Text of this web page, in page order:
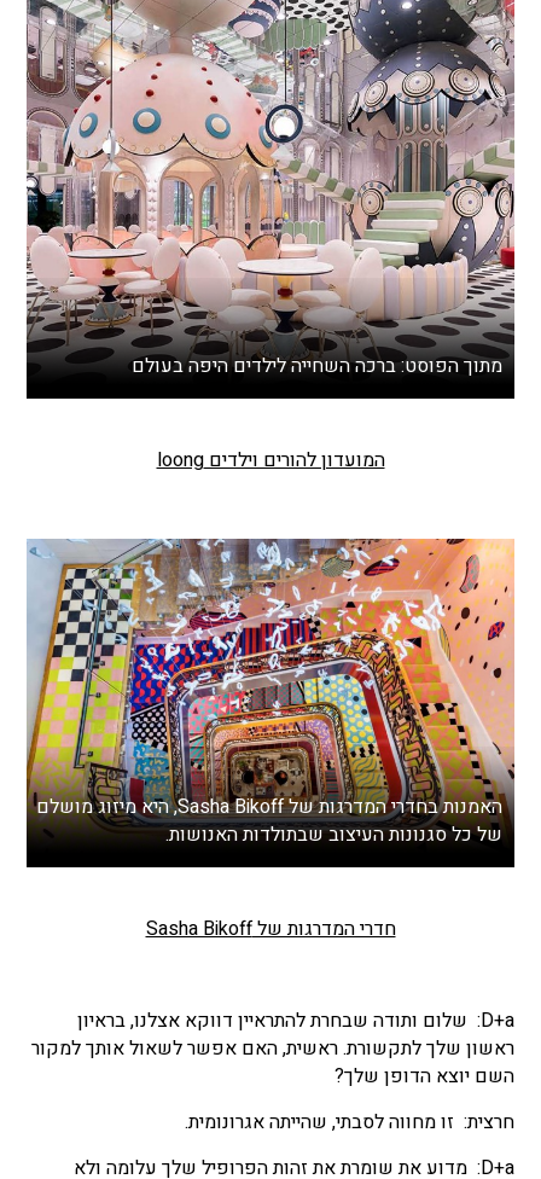
מתוך הפוסט: ברכה השחייה לילדים היפה בעולם
המועדון להורים וילדים loong
האמנות בחדרי המדרגות של Sasha Bikoff, היא מיזוג מושלם
של כל סגנונות העיצוב שבתולדות האנושות.
חדרי המדרגות של Sasha Bikoff
D+a: שלום ותודה שבחרת להתראיין דווקא אצלנו, בראיון
ראשון שלך לתקשורת. ראשית, האם אפשר לשאול אותך למקור
השם יוצא הדופן שלך?
חרצית: זו מחווה לסבתי, שהייתה אגרונומית.
D+a: מדוע את שומרת את זהות הפרופיל שלך עלומה ולא